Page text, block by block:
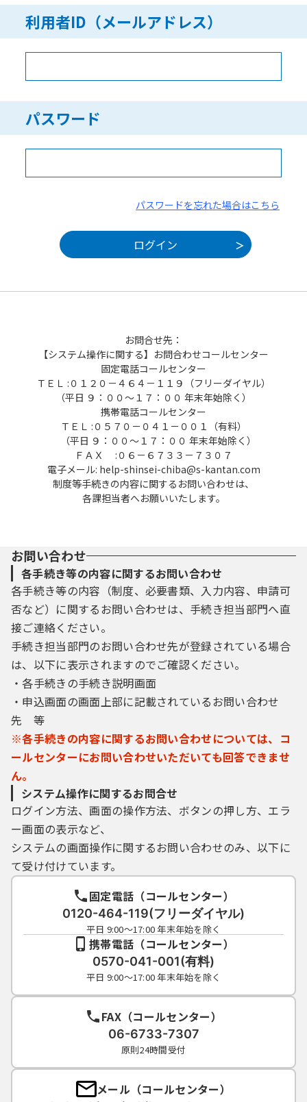
利用者ID（メールアドレス）
パスワード
パスワードを忘れた場合はこちら
お問合せ先：
【システム操作に関する】お問合わせコールセンター
固定電話コールセンター
ＴＥＬ :０１２０－４６４－１１９（フリーダイヤル）
（平日 ９：００～１７：００ 年末年始除く）
携帯電話コールセンター
ＴＥＬ :０５７０－０４１－００１（有料）
（平日 ９：００～１７：００ 年末年始除く）
ＦＡＸ :０６－６７３３－７３０７
電子メール: help-shinsei-chiba@s-kantan.com
制度等手続きの内容に関するお問い合わせは、
各課担当者へお願いいたします。
お問い合わせ
各手続き等の内容に関するお問い合わせ
各手続き等の内容（制度、必要書類、入力内容、申請可
否など）に関するお問い合わせは、手続き担当部門へ直
接ご連絡ください。
手続き担当部門のお問い合わせ先が登録されている場合
は、以下に表示されますのでご確認ください。
・各手続きの手続き説明画面
・申込画面の画面上部に記載されているお問い合わせ
先 等
※各手続きの内容に関するお問い合わせについては、コ
ールセンターにお問い合わせいただいても回答できませ
ん。
システム操作に関するお問合せ
ログイン方法、画面の操作方法、ボタンの押し方、エラ
ー画面の表示など、
システムの画面操作に関するお問い合わせのみ、以下に
て受け付けています。
固定電話（コールセンター）
0120-464-119(フリーダイヤル)
平日 9:00～17:00 年末年始を除く
携帯電話（コールセンター）
0570-041-001(有料)
平日 9:00～17:00 年末年始を除く
FAX（コールセンター）
06-6733-7307
原則24時間受付
メール（コールセンター）